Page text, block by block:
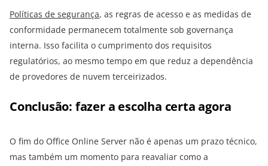
Políticas de segurança, as regras de acesso e as medidas de
conformidade permanecem totalmente sob governança
interna. Isso facilita o cumprimento dos requisitos
regulatórios, ao mesmo tempo em que reduz a dependência
de provedores de nuvem terceirizados.
Conclusão: fazer a escolha certa agora
O fim do Office Online Server não é apenas um prazo técnico,
mas também um momento para reavaliar como a